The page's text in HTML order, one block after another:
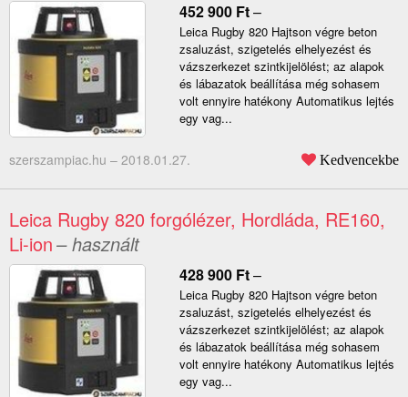
452 900 Ft–
Leica Rugby 820 Hajtson végre beton
zsaluzást, szigetelés elhelyezést és
vázszerkezet szintkijelölést; az alapok
és lábazatok beállítása még sohasem
volt ennyire hatékony Automatikus lejtés
egy vag...
szerszampiac.hu – 2018.01.27. Kedvencekbe
Leica Rugby 820 forgólézer, Hordláda, RE160,
Li-ion– használt
428 900 Ft–
Leica Rugby 820 Hajtson végre beton
zsaluzást, szigetelés elhelyezést és
vázszerkezet szintkijelölést; az alapok
és lábazatok beállítása még sohasem
volt ennyire hatékony Automatikus lejtés
egy vag...